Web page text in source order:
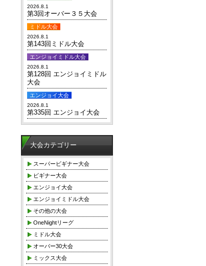
2026.8.1
第3回オーバー３５大会
ミドル大会
2026.8.1
第143回ミドル大会
エンジョイミドル大会
2026.8.1
第128回 エンジョイミドル
大会
エンジョイ大会
2026.8.1
第335回 エンジョイ大会
大会カテゴリー
スーパービギナー大会
ビギナー大会
エンジョイ大会
エンジョイミドル大会
その他の大会
OneNightリーグ
ミドル大会
オーバー30大会
ミックス大会